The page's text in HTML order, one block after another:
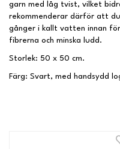
garn med låg tvist, vilket
rekommenderar därför att
gånger i kallt vatten innan
fibrerna och minska ludd.
Storlek: 50 x 50 cm.
Färg: Svart, med handsydd